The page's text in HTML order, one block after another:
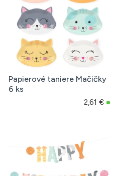
Papierové taniere Mačičky
6 ks
2,61 €